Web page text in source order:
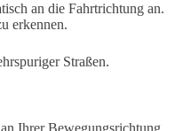
an die Fahrtrichtung an.
erkennen.
Straßen.